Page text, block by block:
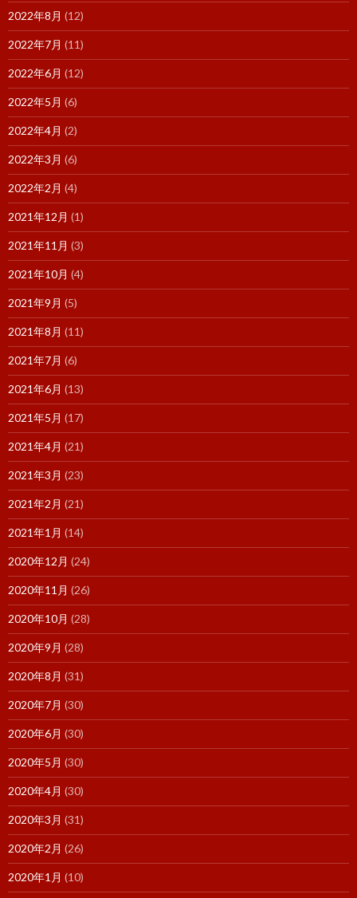
2022年8月 (12)
2022年7月 (11)
2022年6月 (12)
2022年5月 (6)
2022年4月 (2)
2022年3月 (6)
2022年2月 (4)
2021年12月 (1)
2021年11月 (3)
2021年10月 (4)
2021年9月 (5)
2021年8月 (11)
2021年7月 (6)
2021年6月 (13)
2021年5月 (17)
2021年4月 (21)
2021年3月 (23)
2021年2月 (21)
2021年1月 (14)
2020年12月 (24)
2020年11月 (26)
2020年10月 (28)
2020年9月 (28)
2020年8月 (31)
2020年7月 (30)
2020年6月 (30)
2020年5月 (30)
2020年4月 (30)
2020年3月 (31)
2020年2月 (26)
2020年1月 (10)